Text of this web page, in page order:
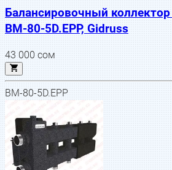
Балансировочный
BM-80-5D.EPP, Gidruss
43 000сом
BM-80-5D.EPP